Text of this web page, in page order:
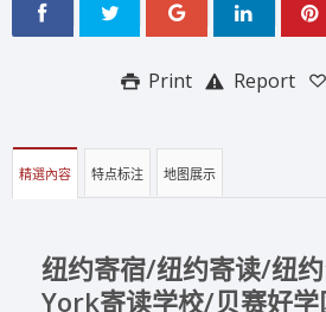
Report
Print
精選內容 特点标注 地图展示
纽约寄宿/纽约寄读/纽
York寄读学校/贝赛好